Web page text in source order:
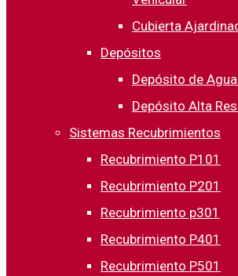
Cubierta
Depósitos
Depósito de
Depósito Alta
Sistemas Recubrimientos
Recubrimiento P101
Recubrimiento P201
Recubrimiento p301
Recubrimiento P401
Recubrimiento P501